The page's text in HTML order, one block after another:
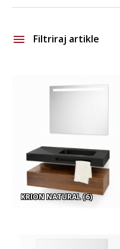
Filtriraj artikle
Vrsta asortimana
Glavna boja
KRION NATURAL(6)